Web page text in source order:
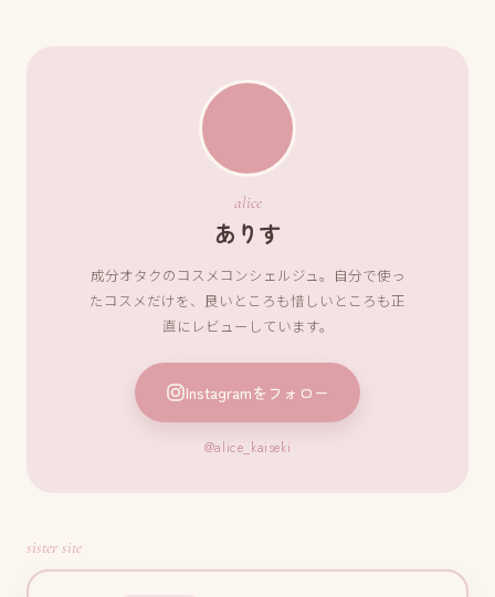
alice
ありす
成分オタクのコスメコンシェルジュ。自分で使っ
たコスメだけを、良いところも惜しいところも正
直にレビューしています。
Instagramをフォロー
@alice_kaiseki
sister site